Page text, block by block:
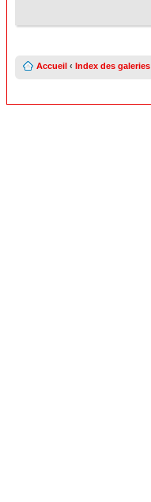
Accueil ‹ Index des galeries